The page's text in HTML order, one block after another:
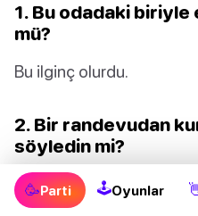
1. Bu odadaki
mü?
Bu ilginç olurdu.
2. Bir randevudan
söyledin mi?
Hepimiz oradaydık.
🥳Parti 🕹Oyunlar